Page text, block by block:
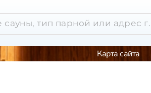
Карта сайта